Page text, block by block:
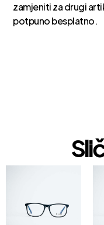
zamjeniti za drugi
potpuno besplatno.
1+1